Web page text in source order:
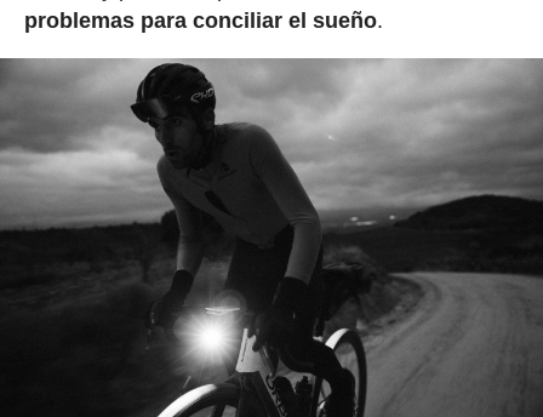
problemas para conciliar el sueño.